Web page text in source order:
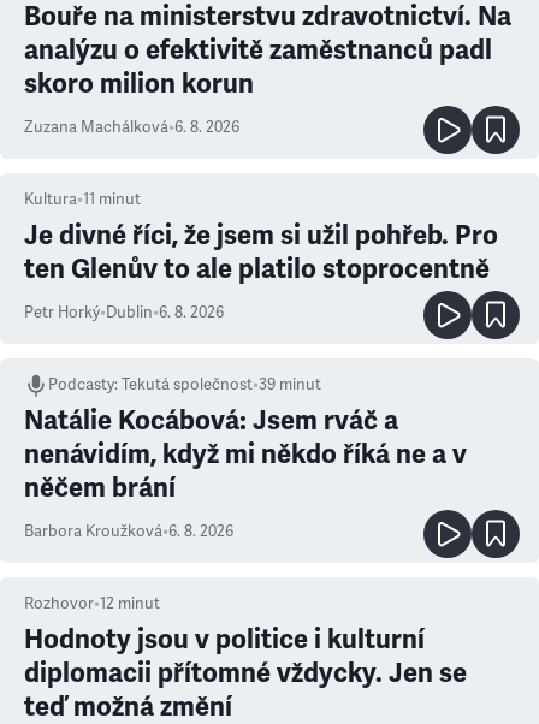
Bouře na ministerstvu zdravotnictví. Na
analýzu o efektivitě zaměstnanců padl
skoro milion korun
Zuzana Machálková•6. 8. 2026
Kultura•11 minut
Je divné říci, že jsem si užil pohřeb. Pro
ten Glenův to ale platilo stoprocentně
Petr Horký•Dublin•6. 8. 2026
Podcasty:Tekutá společnost•39 minut
Natálie Kocábová: Jsem rváč a
nenávidím, když mi někdo říká ne a v
něčem brání
Barbora Kroužková•6. 8. 2026
Rozhovor•12 minut
Hodnoty jsou v politice i kulturní
diplomacii přítomné vždycky. Jen se
teď možná změní